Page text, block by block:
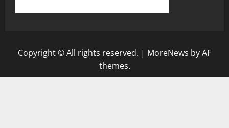
Copyright © All rights reserved. | MoreNews by AF
themes.